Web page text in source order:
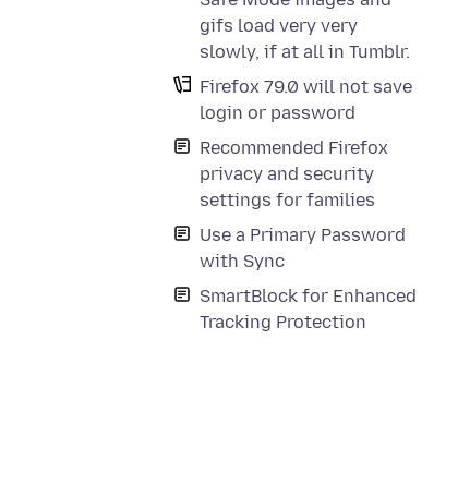
gifs load very very
slowly, if at all in Tumblr.
Firefox 79.0 will not save
login or password
Recommended Firefox
privacy and security
settings for families
Use a Primary Password
with Sync
SmartBlock for Enhanced
Tracking Protection